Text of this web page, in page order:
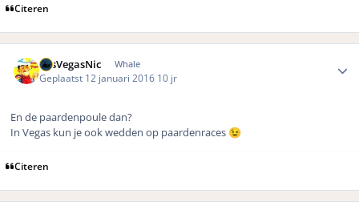
Citeren
LasVegasNic Whale
Geplaatst 12 januari 2016 10 jr
En de paardenpoule dan?
In Vegas kun je ook wedden op paardenraces 😉
Citeren